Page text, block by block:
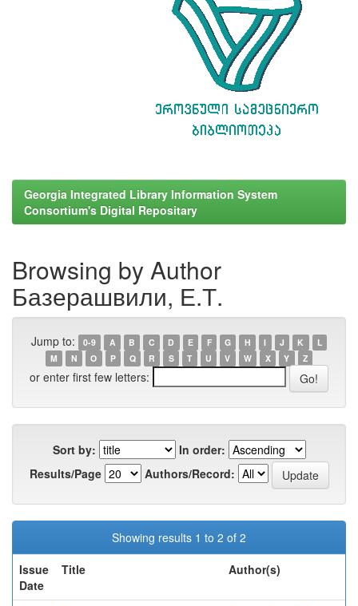
Georgia Integrated Library Information System
Consortium's Digital Repositary
Browsing by Author
Базерашвили, Е.Т.
Jump to: 0-9 A B C D E F G H I J K
L
M
N O P Q R S T U V W X Y Z
or enter first few letters:
Sort by:
In order:
Results/Page
Authors/Record:
Showing results 1 to 2 of 2
Issue
Date
Title Author(s)